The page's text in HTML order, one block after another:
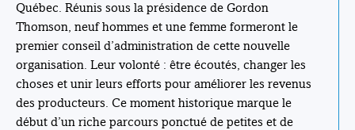
Québec. Réunis sous la présidence de Gordon
Thomson, neuf hommes et une femme formeront le
premier conseil d’administration de cette nouvelle
organisation. Leur volonté : être écoutés, changer les
choses et unir leurs efforts pour améliorer les revenus
des producteurs. Ce moment historique marque le
début d’un riche parcours ponctué de petites et de